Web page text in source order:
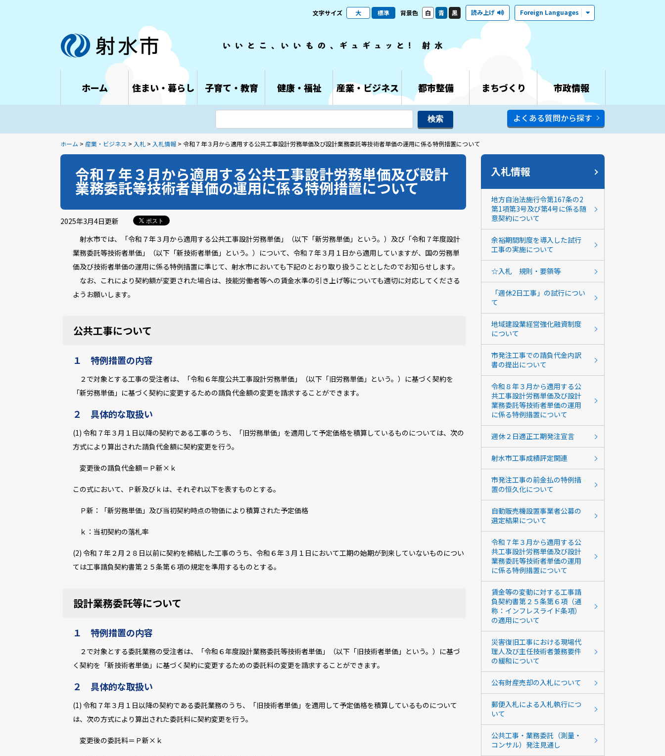
文字サイズ 大 標準 背景色 白 青 黒 読み上げ Foreign Languages
ホーム 住まい・暮らし 子育て・教育 健康・福祉 産業・ビジネス 都市整備 まちづくり 市政情報
よくある質問から探す
ホーム > 産業・ビジネス > 入札 > 入札情報 > 令和７年３月から適用する公共工事設計労務単価及び設計業務委託等技術者単価の運用に係る特例措置について
令和７年３月から適用する公共工事設計労務単価及び設計
業務委託等技術者単価の運用に係る特例措置について
2025年3月4日更新 ポスト
射水市では、「令和７年３月から適用する公共工事設計労務単価」（以下「新労務単価」という。）及び「令和７年度設計
業務委託等技術者単価」（以下「新技術者単価」という。）について、令和７年３月１日から適用していますが、国の労務単
価及び技術者単価の運用に係る特例措置に準じて、射水市においても下記のとおり取り扱うこととしたのでお知らせします。
なお、これにより契約額が変更された場合は、技能労働者等への賃金水準の引き上げ等についても適切に対応してくださる
ようお願いします。
公共工事について
１ 特例措置の内容
２で対象とする工事の受注者は、「令和６年度公共工事設計労務単価」（以下「旧労務単価」という。）に基づく契約を
「新労務単価」に基づく契約に変更するための請負代金額の変更を請求することができます。
２ 具体的な取扱い
(1) 令和７年３月１日以降の契約である工事のうち、「旧労務単価」を適用して予定価格を積算しているものについては、次の
方式により算出された請負代金額に契約変更を行う。
変更後の請負代金額＝Ｐ新×ｋ
この式において、Ｐ新及びｋは、それぞれ以下を表すものとする。
Ｐ新 ：「新労務単価」及び当初契約時点の物価により積算された予定価格
ｋ：当初契約の落札率
(2) 令和７年２月２８日以前に契約を締結した工事のうち、令和６年３月１日において工期の始期が到来していないものについ
ては工事請負契約書第２５条第６項の規定を準用するものとする。
設計業務委託等について
１ 特例措置の内容
２で対象とする委託業務の受注者は、「令和６年度設計業務委託等技術者単価」（以下「旧技術者単価」という。）に基づ
く契約を「新技術者単価」に基づく契約に変更するための委託料の変更を請求することができます。
２ 具体的な取扱い
(1) 令和７年３月１日以降の契約である委託業務のうち、「旧技術者単価」を適用して予定価格を積算しているものについて
は、次の方式により算出された委託料に契約変更を行う。
変更後の委託料＝Ｐ新×ｋ
入札情報
地方自治法施行令第167条の2
第1項第3号及び第4号に係る随
意契約について
余裕期間制度を導入した試行
工事の実施について
☆入札 規則・要領等
「週休2日工事」の試行につい
て
地域建設業経営強化融資制度
について
市発注工事での請負代金内訳
書の提出について
令和８年３月から適用する公
共工事設計労務単価及び設計
業務委託等技術者単価の運用
に係る特例措置について
週休２日適正工期発注宣言
射水市工事成績評定関連
市発注工事の前金払の特例措
置の恒久化について
自動販売機設置事業者公募の
選定結果について
令和７年３月から適用する公
共工事設計労務単価及び設計
業務委託等技術者単価の運用
に係る特例措置について
賃金等の変動に対する工事請
負契約書第２５条第６項（通
称：インフレスライド条項）
の適用について
災害復旧工事における現場代
理人及び主任技術者兼務要件
の緩和について
公有財産売却の入札について
郵便入札による入札執行につ
いて
公共工事・業務委託（測量・
コンサル）発注見通し